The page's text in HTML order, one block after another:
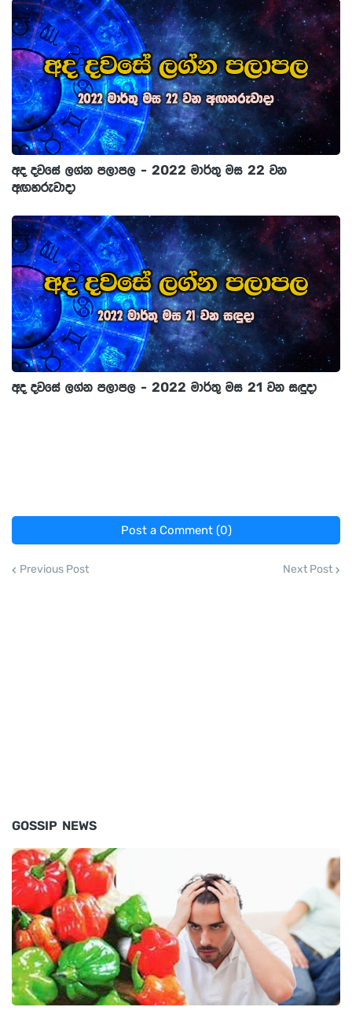
අද දවසේ ලග්න පලාපල - 2022 මාර්තු මස 22 වන
අඟහරුවාදා
අද දවසේ ලග්න පලාපල - 2022 මාර්තු මස 21 වන සඳුදා
Post a Comment (0)
Previous Post Next Post
GOSSIP NEWS